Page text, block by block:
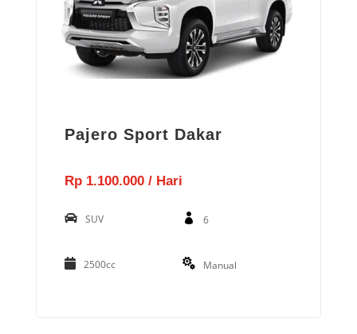
Pajero Sport Dakar
Rp 1.100.000 / Hari
SUV 6
2500cc Manual